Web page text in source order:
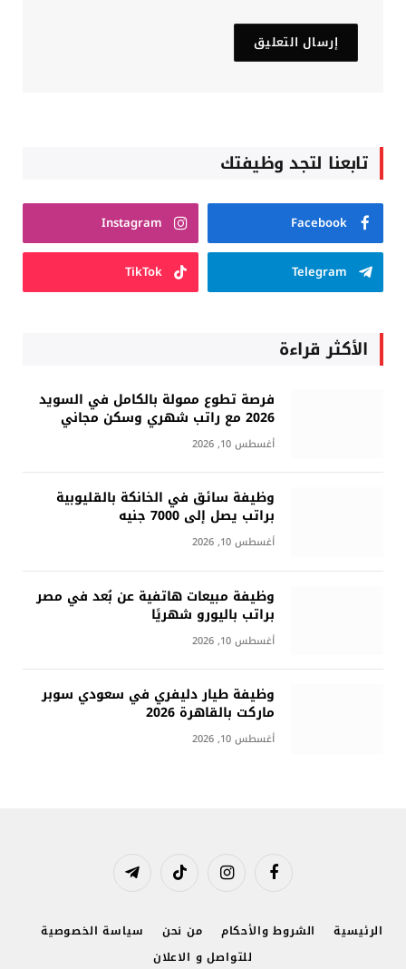
تابعنا لتجد وظيفتك
Facebook
Instagram
Telegram
TikTok
الأكثر قراءة
فرصة تطوع ممولة بالكامل في السويد
2026 مع راتب شهري وسكن مجاني
أغسطس 10, 2026
وظيفة سائق في الخانكة بالقليوبية
براتب يصل إلى 7000 جنيه
أغسطس 10, 2026
وظيفة مبيعات هاتفية عن بُعد في مصر
براتب باليورو شهريًا
أغسطس 10, 2026
وظيفة طيار دليفري في سعودي سوبر
ماركت بالقاهرة 2026
أغسطس 10, 2026
فيسبوك الانستغرامتيكتوك تيلقرام
الرئيسية الشروط والأحكام من نحن
سياسة الخصوصية
للتواصل و الاعلان